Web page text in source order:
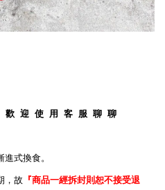
歡 迎 使 用 客 服 聊 聊
式換食。
，故 『商品一經拆封則恕不接受退